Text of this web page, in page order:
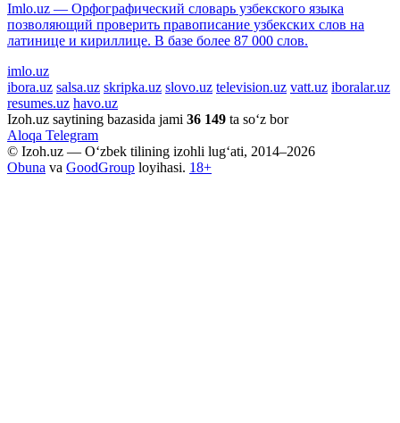
Imlo.uz — Орфографический словарь узбекского языка
позволяющий проверить правописание узбекских слов на
латинице и кириллице. В базе более 87 000 слов.
imlo.uz
ibora.uz salsa.uz skripka.uz slovo.uz television.uz vatt.uz iboralar.uz
resumes.uz havo.uz
Izoh.uz saytining bazasida jami 36 149 ta so‘z bor
Aloqa Telegram
© Izoh.uz — O‘zbek tilining izohli lug‘ati, 2014–2026
Obuna va GoodGroup loyihasi. 18+